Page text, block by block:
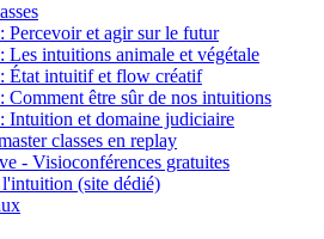
Percevoir et agir sur le futur
Les intuitions animale et végétale
État intuitif et flow créatif
Comment être sûr de nos intuitions
Intuition et domaine judiciaire
classes en replay
- Visioconférences gratuites
(site dédié)